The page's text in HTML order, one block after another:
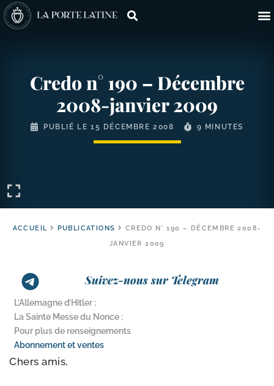
Credo n° 190 – Décembre
2008-​janvier 2009
PUBLIÉ LE 15 DÉCEMBRE 2008 9 MINUTES
ACCUEIL PUBLICATIONS
CREDO N° 190 – DÉCEMBRE 2008-
JANVIER 2009
Suivez-nous sur Telegram
L’Allemagne d’Hitler :
La Sainte Messe du Nonce :
Pour plus de renseignements
Abonnement et ventes
Chers amis,